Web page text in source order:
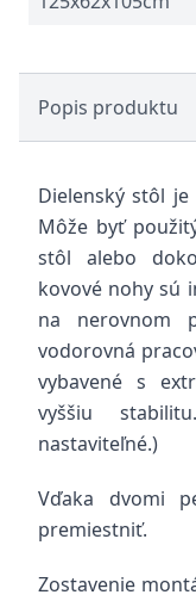
Popis produktu
Dielenský stôl
Môže byť
stôl alebo
kovové nohy sú
na nerovnom
vodorovná
vybavené s
vyššiu
nastaviteľné.)
Vďaka dvomi
premiestniť.
Zostavenie